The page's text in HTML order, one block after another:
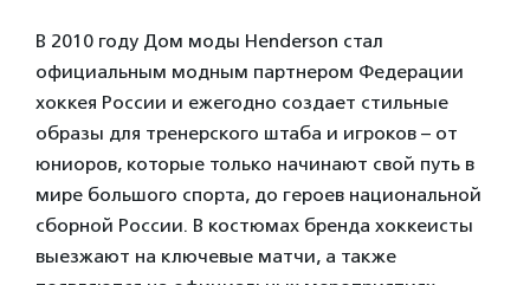
В 2010 году Дом моды Henderson стал
официальным модным партнером Федерации
хоккея России и ежегодно создает стильные
образы для тренерского штаба и игроков – от
юниоров, которые только начинают свой путь в
мире большого спорта, до героев национальной
сборной России. В костюмах бренда хоккеисты
выезжают на ключевые матчи, а также